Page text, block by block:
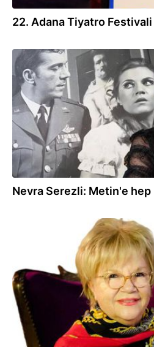
22. Adana Tiyatro Festivali
27.03.2021
Nevra Serezli: Metin'e hep